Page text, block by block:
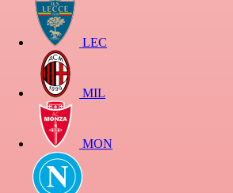
LEC
MIL
MON